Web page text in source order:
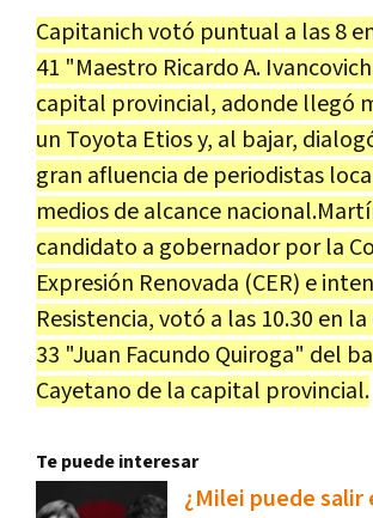
Capitanich votó puntual a las 8
41 "Maestro Ricardo A.
capital provincial, adonde llegó
un Toyota Etios y, al bajar,
gran afluencia de periodistas
medios de alcance
candidato a gobernador por la
Expresión Renovada (CER) e
Resistencia, votó a las 10.30 en la
33 "Juan Facundo Quiroga" del
Cayetano de la capital provincial.
Te puede interesar
¿Milei puede salir